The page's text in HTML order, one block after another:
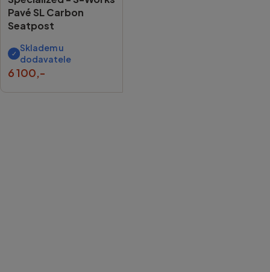
Pavé SL Carbon
Seatpost
Skladem u
dodavatele
6 100,-